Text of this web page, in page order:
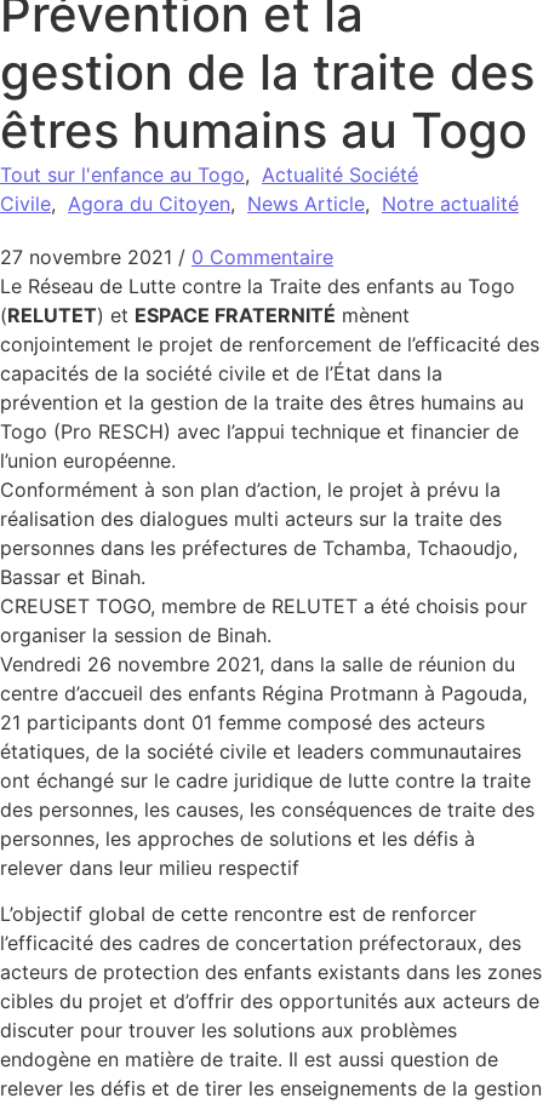
Prévention et la
gestion de la traite des
êtres humains au Togo
Tout sur l'enfance au Togo, Actualité Société
Civile, Agora du Citoyen, News Article, Notre actualité
27 novembre 2021 / 0 Commentaire
Le Réseau de Lutte contre la Traite des enfants au Togo
(RELUTET) et ESPACE FRATERNITÉ mènent
conjointement le projet de renforcement de l’efficacité des
capacités de la société civile et de l’État dans la
prévention et la gestion de la traite des êtres humains au
Togo (Pro RESCH) avec l’appui technique et financier de
l’union européenne.
Conformément à son plan d’action, le projet à prévu la
réalisation des dialogues multi acteurs sur la traite des
personnes dans les préfectures de Tchamba, Tchaoudjo,
Bassar et Binah.
CREUSET TOGO, membre de RELUTET a été choisis pour
organiser la session de Binah.
Vendredi 26 novembre 2021, dans la salle de réunion du
centre d’accueil des enfants Régina Protmann à Pagouda,
21 participants dont 01 femme composé des acteurs
étatiques, de la société civile et leaders communautaires
ont échangé sur le cadre juridique de lutte contre la traite
des personnes, les causes, les conséquences de traite des
personnes, les approches de solutions et les défis à
relever dans leur milieu respectif
L’objectif global de cette rencontre est de renforcer
l’efficacité des cadres de concertation préfectoraux, des
acteurs de protection des enfants existants dans les zones
cibles du projet et d’offrir des opportunités aux acteurs de
discuter pour trouver les solutions aux problèmes
endogène en matière de traite. Il est aussi question de
relever les défis et de tirer les enseignements de la gestion